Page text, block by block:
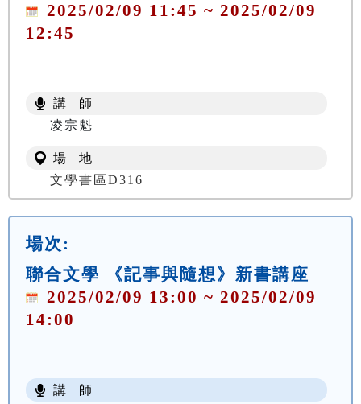
2025/02/09 11:45 ~ 2025/02/09
12:45
講 師
凌宗魁
場 地
文學書區D316
場次:
聯合文學 《記事與隨想》新書講座
2025/02/09 13:00 ~ 2025/02/09
14:00
講 師